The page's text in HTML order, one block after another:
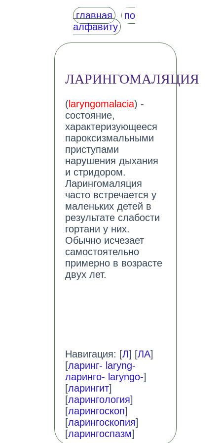
главная
по
алфавиту
ЛАРИНГОМАЛЯЦИЯ
(laryngomalacia) -
состояние,
характеризующееся
пароксизмальными
приступами
нарушения дыхания
и стридором.
Ларингомаляция
часто встречается у
маленьких детей в
результате слабости
гортани у них.
Обычно исчезает
самостоятельно
примерно в возрасте
двух лет.
Навигация: [Л] [ЛА]
[ларинг- laryng-
ларинго- laryngo-]
[ларингит]
[ларингология]
[ларингоскоп]
[ларингоскопия]
[ларингоспазм]